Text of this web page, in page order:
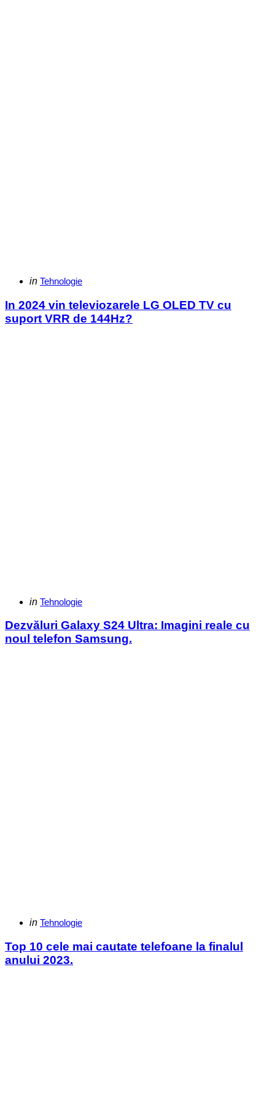
Categories
Posted
in Tehnologie
In 2024 vin televiozarele LG OLED TV cu
suport VRR de 144Hz?
Categories
Posted
in Tehnologie
Dezvăluri Galaxy S24 Ultra: Imagini reale cu
noul telefon Samsung.
Categories
Posted
in Tehnologie
Top 10 cele mai cautate telefoane la finalul
anului 2023.